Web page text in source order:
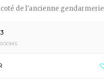
de l'ancienne gendarmerie
3